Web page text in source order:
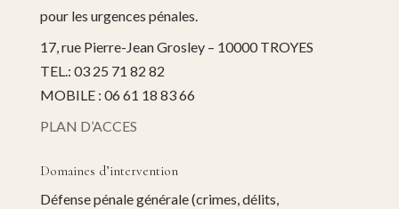
pour les urgences pénales.
17, rue Pierre-Jean Grosley – 10000 TROYES
TEL.: 03 25 71 82 82
MOBILE : 06 61 18 83 66
PLAN D’ACCES
Domaines d’intervention
Défense pénale générale (crimes, délits,